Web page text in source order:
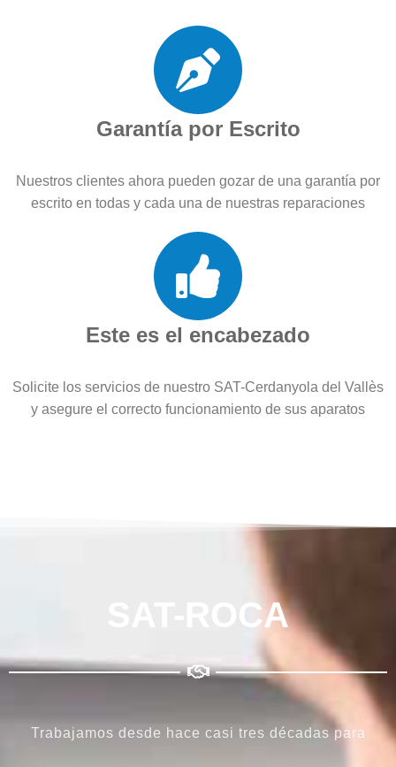
Garantía por Escrito
Nuestros clientes ahora pueden gozar de una garantía por
escrito en todas y cada una de nuestras reparaciones
Este es el encabezado
Solicite los servicios de nuestro SAT-Cerdanyola del Vallès
y asegure el correcto funcionamiento de sus aparatos
SAT-ROCA
Trabajamos desde hace casi tres décadas para